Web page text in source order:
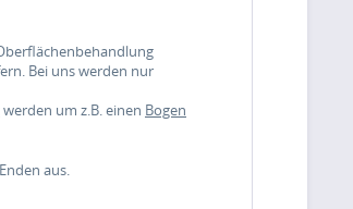
Bei uns werden nur
werden um z.B. einen Bogen
aus.